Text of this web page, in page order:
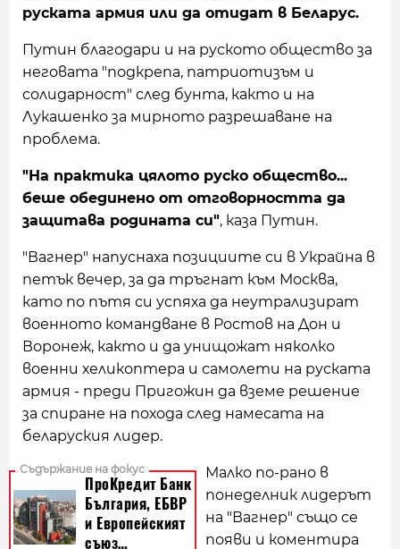
руската армия или да отидат в Беларус.
Путин благодари и на руското общество за
неговата "подкрепа, патриотизъм и
солидарност" след бунта, както и на
Лукашенко за мирното разрешаване на
проблема.
"На практика цялото руско общество...
беше обединено от отговорността да
защитава родината си", каза Путин.
"Вагнер" напуснаха позициите си в Украйна в
петък вечер, за да тръгнат към Москва,
като по пътя си успяха да неутрализират
военното командване в Ростов на Дон и
Воронеж, както и да унищожат няколко
военни хеликоптера и самолети на руската
армия - преди Пригожин да вземе решение
за спиране на похода след намесата на
беларуския лидер.
Малко по-рано в
понеделник лидерът
на "Вагнер" също се
появи и коментира